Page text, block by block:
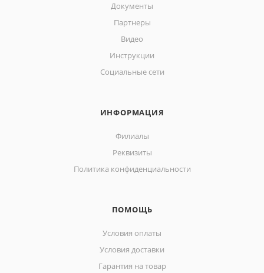
Документы
Партнеры
Видео
Инструкции
Социальные сети
ИНФОРМАЦИЯ
Филиалы
Реквизиты
Политика конфиденциальности
ПОМОЩЬ
Условия оплаты
Условия доставки
Гарантия на товар